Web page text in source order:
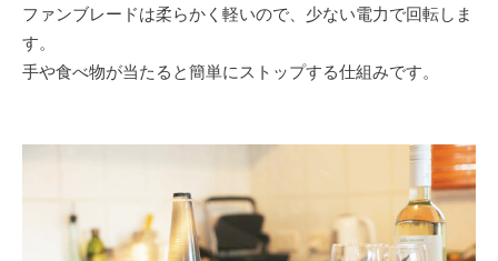
ファンブレードは柔らかく軽いので、少ない電力で回転しま
す。
手や食べ物が当たると簡単にストップする仕組みです。